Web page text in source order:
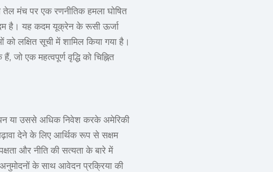
मंच पर एक रणनीतिक हमला घोषित
है। यह कदम यूक्रेन के रूसी ऊर्जा
लक्षित सूची में शामिल किया गया है।
एक महत्वपूर्ण वृद्धि को चिह्नित
या उससे अधिक निवेश करके अमेरिकी
देने के लिए आर्थिक रूप से सक्षम
और नीति की सत्यता के बारे में
के साथ आवेदन प्रक्रिया की